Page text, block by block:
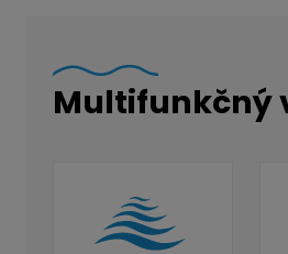
Multifunkčný